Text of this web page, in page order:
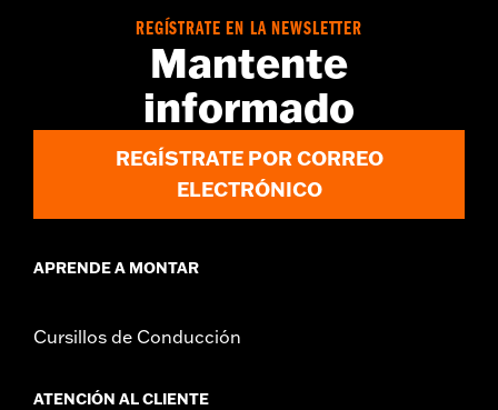
26.75 Inches
Contenido del embalaje:Sólo parabrisas
Altura total del parabrisas: 6.0
REGÍSTRATE EN LA NEWSLETTER
Mantente
informado
REGÍSTRATE POR CORREO
ELECTRÓNICO
APRENDE A MONTAR
Cursillos de Conducción
ATENCIÓN AL CLIENTE